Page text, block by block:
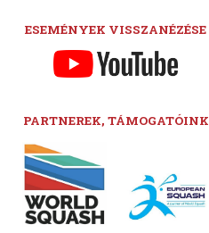
ESEMÉNYEK VISSZANÉZÉSE
PARTNEREK, TÁMOGATÓINK